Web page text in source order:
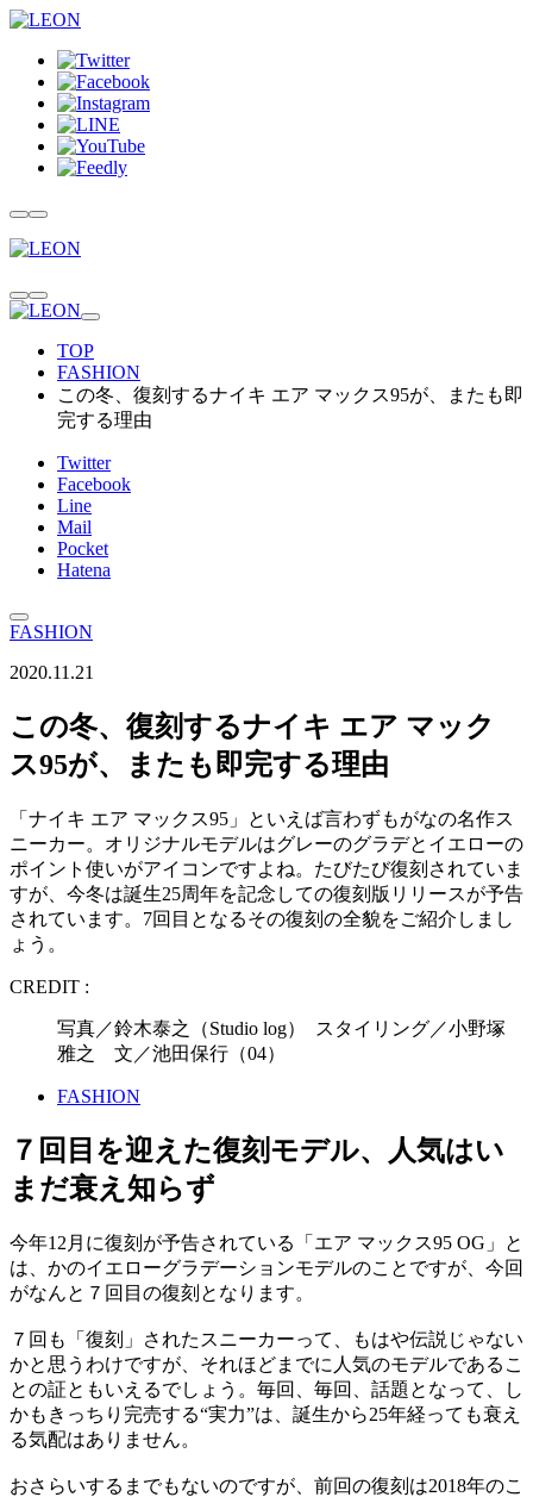
TOP
FASHION
この冬、復刻するナイキ エア マックス95が、またも即
完する理由
Twitter
Facebook
Line
Mail
Pocket
Hatena
FASHION
2020.11.21
この冬、復刻するナイキ エア マック
ス95が、またも即完する理由
「ナイキ エア マックス95」といえば言わずもがなの名作ス
ニーカー。オリジナルモデルはグレーのグラデとイエローの
ポイント使いがアイコンですよね。たびたび復刻されていま
すが、今冬は誕生25周年を記念しての復刻版リリースが予告
されています。7回目となるその復刻の全貌をご紹介しまし
ょう。
CREDIT :
写真／鈴木泰之（Studio log） スタイリング／小野塚
雅之 文／池田保行（04）
FASHION
７回目を迎えた復刻モデル、人気はい
まだ衰え知らず
今年12月に復刻が予告されている「エア マックス95 OG」と
は、かのイエローグラデーションモデルのことですが、今回
がなんと７回目の復刻となります。
７回も「復刻」されたスニーカーって、もはや伝説じゃない
かと思うわけですが、それほどまでに人気のモデルであるこ
との証ともいえるでしょう。毎回、毎回、話題となって、し
かもきっちり完売する“実力”は、誕生から25年経っても衰え
る気配はありません。
おさらいするまでもないのですが、前回の復刻は2018年のこ